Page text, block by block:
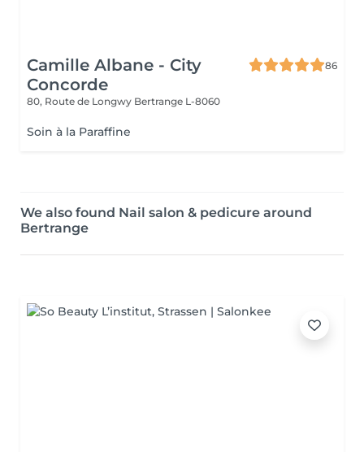
Camille Albane - City
Concorde
86
80, Route de Longwy Bertrange L-8060
Soin à la Paraffine
We also found Nail salon & pedicure around
Bertrange